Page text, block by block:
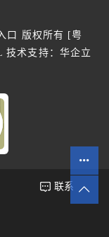
口 版权所有 [粤
技术支持： 华企立
联系